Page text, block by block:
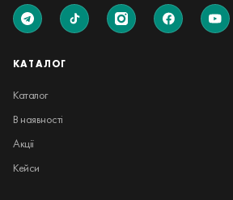
КАТАЛОГ
Каталог
В наявності
Акції
Кейси